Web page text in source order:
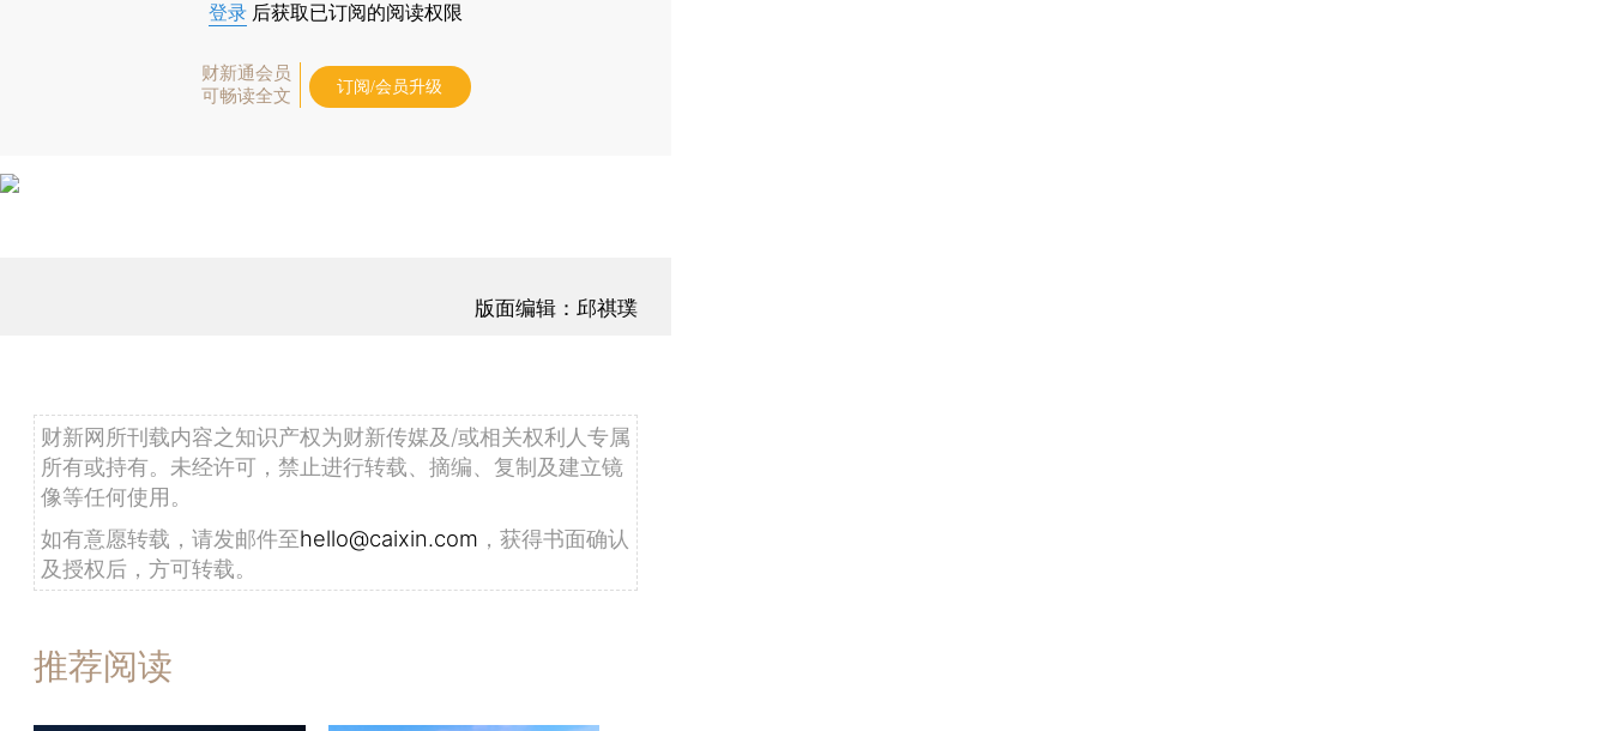
登录 后获取已订阅的阅读权限
财新通会员
可畅读全文
订阅/会员升级
版面编辑：邱祺璞
财新网所刊载内容之知识产权为财新传媒及/或相关权利人专属
所有或持有。未经许可，禁止进行转载、摘编、复制及建立镜
像等任何使用。
如有意愿转载，请发邮件至hello@caixin.com ，获得书面确认
及授权后，方可转载。
推荐阅读